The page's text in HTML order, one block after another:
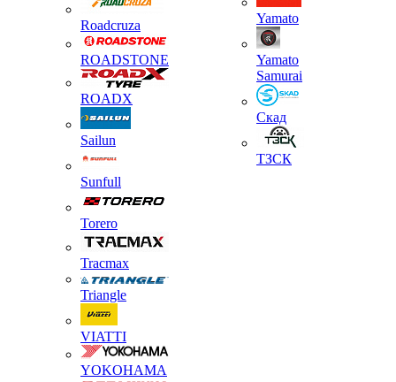
Roadcruza
ROADSTONE
ROADX
Sailun
Sunfull
Torero
Tracmax
Triangle
VIATTI
YOKOHAMA
Yamato
Yamato
Samurai
Скад
ТЗСК